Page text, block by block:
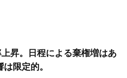
上昇。日程による棄権増はあ
限定的。